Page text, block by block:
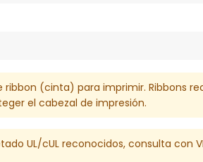
(cinta) para imprimir. Ribbons
el cabezal de impresión.
UL/cUL reconocidos, consulta